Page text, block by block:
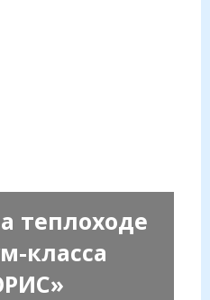
теплоходе
класса